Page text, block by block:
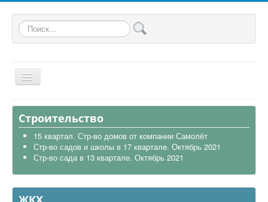
Искать...
Общая
В районе
Строительство
Транспорт
Строительство
15 квартал. Стр-во домов от компании Самолёт
Стр-во садов и школы в 17 квартале. Октябрь 2021
Стр-во сада в 13 квартале. Октябрь 2021